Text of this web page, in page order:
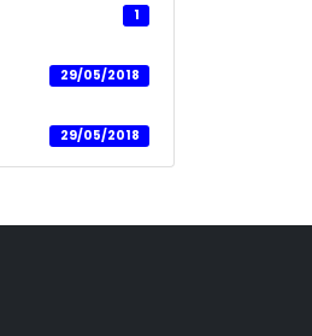
1
29/05/2018
29/05/2018